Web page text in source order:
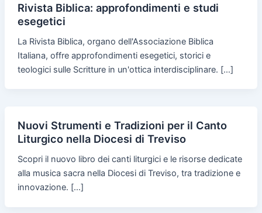
Rivista Biblica: approfondimenti e studi
esegetici
La Rivista Biblica, organo dell'Associazione Biblica
Italiana, offre approfondimenti esegetici, storici e
teologici sulle Scritture in un'ottica interdisciplinare. […]
Nuovi Strumenti e Tradizioni per il Canto
Liturgico nella Diocesi di Treviso
Scopri il nuovo libro dei canti liturgici e le risorse dedicate
alla musica sacra nella Diocesi di Treviso, tra tradizione e
innovazione. […]